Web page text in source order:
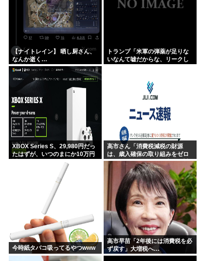
【ナイトレイン】 晒し厨さん、
なんか逝く…
トランプ「米軍の弾薬が足りな
いなんて嘘だからな、リークし
XBOX Series S、29,980円だっ
たはずが、いつのまにか10万円
高市さん「消費税減税の財源
は、歳入確保の取り組みをゼロ
ベースで進めることで十分に対
応できる」サナ、有能
今時紙タバコ吸ってるやつwww
高市早苗「2年後には消費税を必
ず戻す」大増税へ…